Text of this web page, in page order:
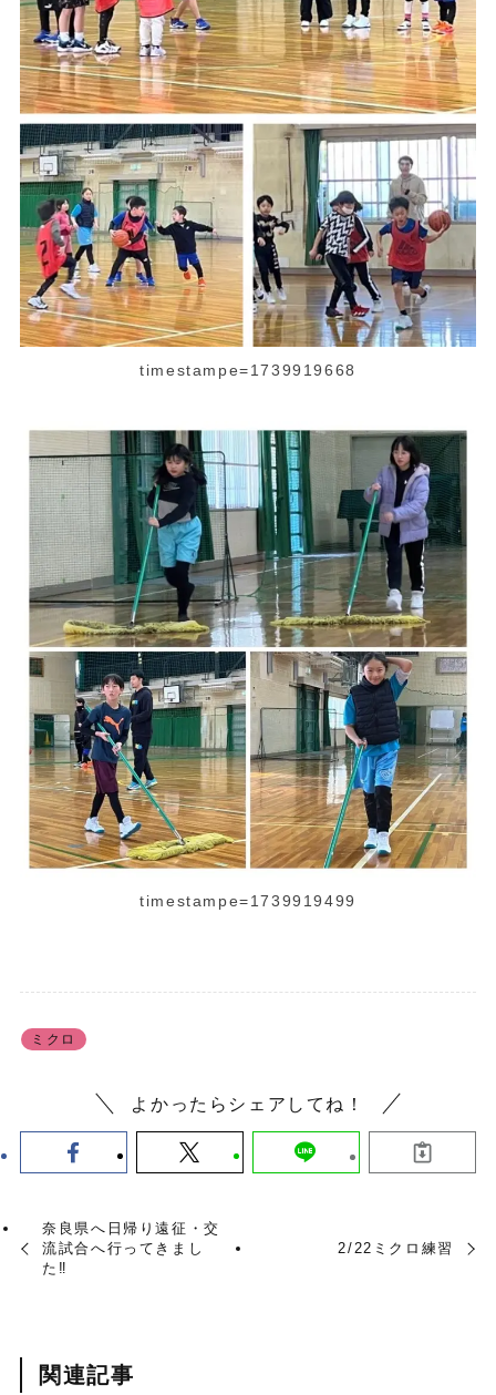
timestampe=1739919668
timestampe=1739919499
ミクロ
よかったらシェアしてね！
奈良県へ日帰り遠征・交
流試合へ行ってきまし
た‼︎
2/22ミクロ練習
関連記事